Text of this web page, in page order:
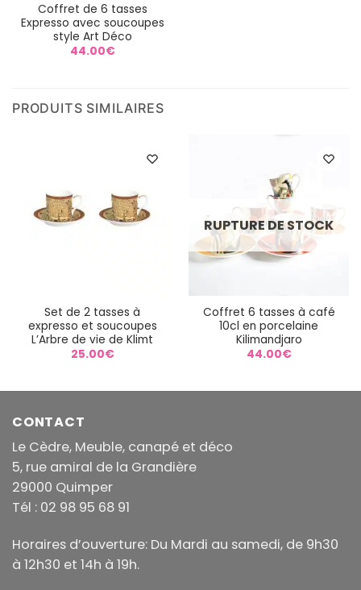
Coffret de 6 tasses
Expresso avec soucoupes
style Art Déco
44.00€
PRODUITS SIMILAIRES
Set de 2 tasses à
expresso et soucoupes
L’Arbre de vie de Klimt
25.00€
RUPTURE DE STOCK
Coffret 6 tasses à café
10cl en porcelaine
Kilimandjaro
44.00€
CONTACT
Le Cèdre, Meuble, canapé et déco
5, rue amiral de la Grandière
29000 Quimper
Tél : 02 98 95 68 91
Horaires d’ouverture: Du Mardi au samedi, de 9h30
à 12h30 et 14h à 19h.